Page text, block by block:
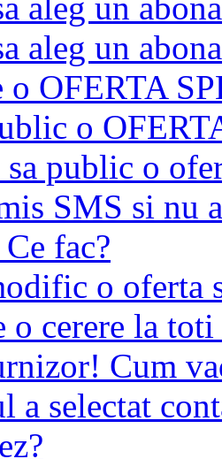
aleg un
o OFERTA
o
public o
SMS si nu
fac?
o oferta
o cerere la
Cum
a selectat